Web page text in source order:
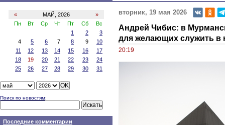
« МАЙ, 2026
»
Пн
Вт Ср Чт Пт Сб
Вс
1
2
3
4
5 6 7 8 9
10
11
12 13 14 15 16
17
18
19 20 21 22 23
24
25
26 27 28 29 30 31
Поиск по новостям:
Последние комментарии
вторник, 19 мая 2026
Андрей Чибис: в
для желающих служить в
20:19